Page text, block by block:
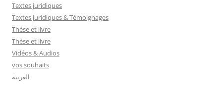
Textes juridiques
Textes juridiques & Témoignages
Thèse et livre
Thèse et livre
Vidéos & Audios
vos souhaits
العربية